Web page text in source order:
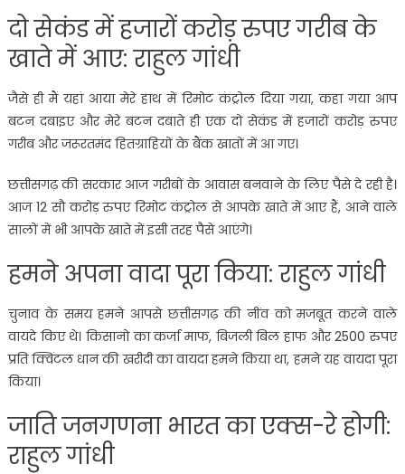
दो सेकंड में हजारों करोड़ रुपए गरीब के
खाते में आए: राहुल गांधी
जैसे ही मैं यहां आया मेरे हाथ में रिमोट कंट्रोल दिया गया, कहा गया आप
बटन दबाइए और मेरे बटन दबाते ही एक दो सेकंड में हजारों करोड़ रुपए
गरीब और जरूरतमंद हितग्राहियों के बैंक खातों में आ गए।
छत्तीसगढ़ की सरकार आज गरीबों के आवास बनवाने के लिए पैसे दे रही है।
आज 12 सौ करोड़ रुपए रिमोट कंट्रोल से आपके खाते में आए हैं, आने वाले
सालों में भी आपके खाते में इसी तरह पैसे आएंगे।
हमने अपना वादा पूरा किया: राहुल गांधी
चुनाव के समय हमने आपसे छत्तीसगढ़ की नींव को मजबूत करने वाले
वायदे किए थे। किसानो का कर्जा माफ, बिजली बिल हाफ और 2500 रुपए
प्रति क्विंटल धान की खरीदी का वायदा हमने किया था, हमने यह वायदा पूरा
किया।
जाति जनगणना भारत का एक्स-रे होगी:
राहुल गांधी